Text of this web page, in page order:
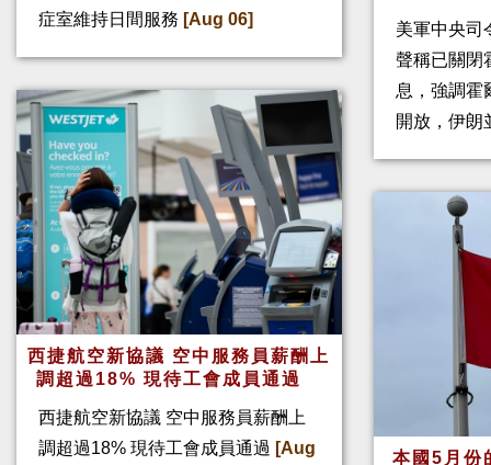
症室維持日間服務 [Aug 06]
西捷航空新協議 空中服務員薪酬上
調超過18% 現待工會成員通過
西捷航空新協議 空中服務員薪酬上
調超過18% 現待工會成員通過 [Aug
美軍中央司
聲稱已關閉
息，強調霍
開放，伊
本國5月份